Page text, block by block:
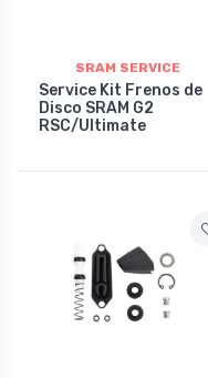
SRAM SERVICE
Service Kit Frenos de
Disco SRAM G2
RSC/Ultimate